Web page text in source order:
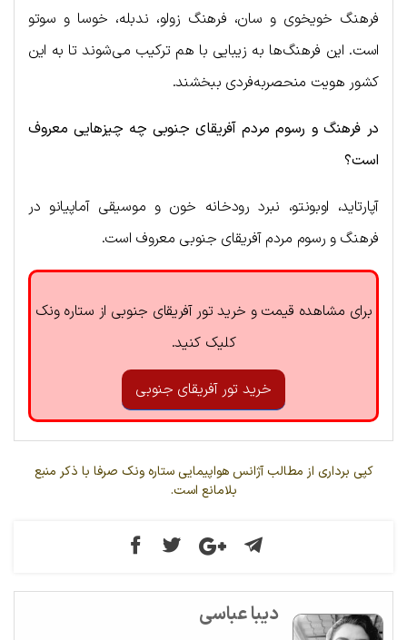
فرهنگ خویخوی و سان، فرهنگ زولو، ندبله، خوسا و سوتو
است. این فرهنگ‌ها به زیبایی با هم ترکیب می‌شوند تا به این
کشور هویت منحصربه‌فردی ببخشند.
در فرهنگ و رسوم مردم آفریقای جنوبی چه چیزهایی معروف
است؟
آپارتاید، اوبونتو، نبرد رودخانه خون و موسیقی آماپیانو در
فرهنگ و رسوم مردم آفریقای جنوبی معروف است.
برای مشاهده قیمت و خرید تور آفریقای جنوبی از ستاره ونک
کلیک کنید.
خرید تور آفریقای جنوبی
کپی برداری از مطالب آژانس هواپیمایی ستاره ونک صرفا با ذکر منبع
بلامانع است.
دیبا عباسی